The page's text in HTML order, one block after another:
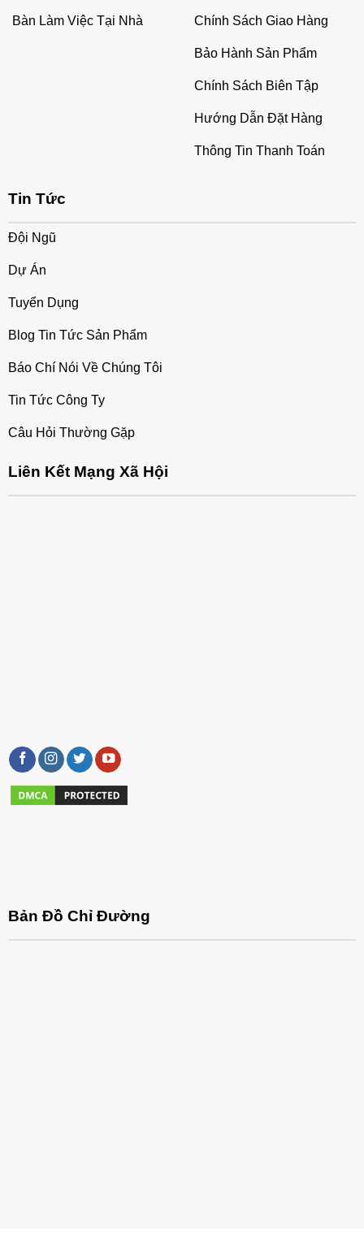
Bàn Làm Việc Tại Nhà Chính Sách Giao Hàng
Bảo Hành Sản Phẩm
Chính Sách Biên Tập
Hướng Dẫn Đặt Hàng
Thông Tin Thanh Toán
Tin Tức
Đội Ngũ
Dự Án
Tuyển Dụng
Blog Tin Tức Sản Phẩm
Báo Chí Nói Về Chúng Tôi
Tin Tức Công Ty
Câu Hỏi Thường Gặp
Liên Kết Mạng Xã Hội
Bản Đồ Chỉ Đường